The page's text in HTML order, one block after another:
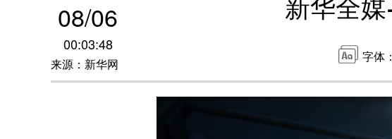
08/06
00:03:48
来源：新华网 字体：